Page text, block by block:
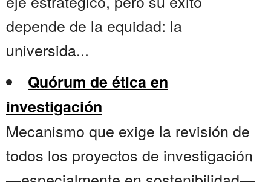
depende de la equidad: la
universida...
Quórum de ética en
investigación
Mecanismo que exige la revisión de
todos los proyectos de investigación